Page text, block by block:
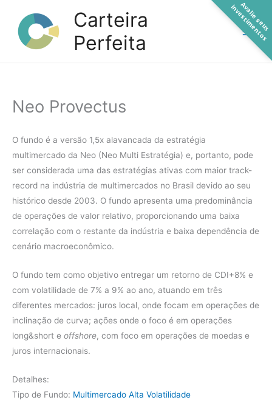
conteúdo
Carteira
Perfeita
Neo Provectus
O fundo é a versão 1,5x alavancada da estratégia
multimercado da Neo (Neo Multi Estratégia) e, portanto, pode
ser considerada uma das estratégias ativas com maior track-
record na indústria de multimercados no Brasil devido ao seu
histórico desde 2003. O fundo apresenta uma predominância
de operações de valor relativo, proporcionando uma baixa
correlação com o restante da indústria e baixa dependência de
cenário macroeconômico.
O fundo tem como objetivo entregar um retorno de CDI+8% e
com volatilidade de 7% a 9% ao ano, atuando em três
diferentes mercados: juros local, onde focam em operações de
inclinação de curva; ações onde o foco é em operações
long&short e offshore, com foco em operações de moedas e
juros internacionais.
Detalhes:
Tipo de Fundo: Multimercado Alta Volatilidade
A
v
a
l
i
e
s
e
u
s
i
n
v
e
s
t
i
m
e
n
t
o
s